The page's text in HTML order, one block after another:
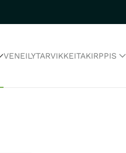
VENEILYTARVIKKEITAKIRPPIS